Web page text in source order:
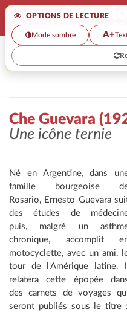
OPTIONS DE LECTURE
Mode sombre A+
>>
Che Guevara
Une icône ternie
Né en Argentine, dans
famille bourgeoise
Rosario, Ernesto Guevara
des études de
puis, malgré un
chronique, accomplit
motocyclette, avec un ami,
tour de l'Amérique latine. Il
relatera cette épopée
des carnets de voyages
seront publiés sous le titre